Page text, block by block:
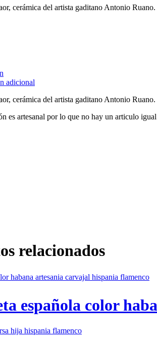
cerámica del artista gaditano Antonio Ruano.
adicional
cerámica del artista gaditano Antonio Ruano.
es artesanal por lo que no hay un articulo
relacionados
española color